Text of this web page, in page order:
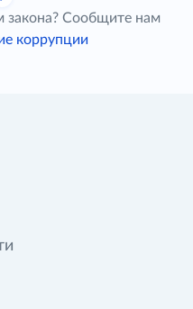
закона? Сообщите нам
коррупции